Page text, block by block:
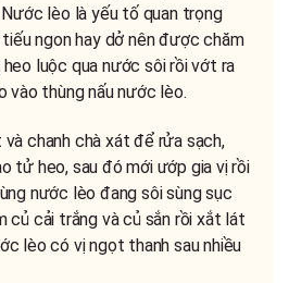
lèo là yếu tố quan trọng
ngon hay dở nên được chăm
luộc qua nước sôi rồi vớt ra
vào thùng nấu nước lèo.
chanh chà xát để rửa sạch,
tử heo, sau đó mới ướp gia vị rồi
nước lèo đang sôi sùng sục
củ cải trắng và củ sắn rồi xắt lát
lèo có vị ngọt thanh sau nhiều